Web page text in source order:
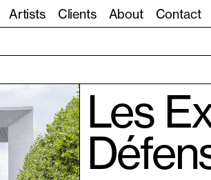
Artists Clients About Contact
Les